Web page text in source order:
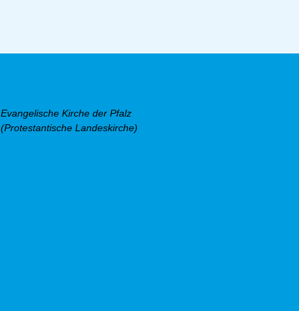
Evangelische Kirche der Pfalz
(Protestantische Landeskirche)